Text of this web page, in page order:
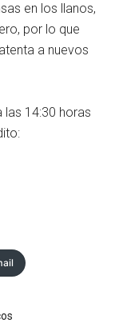
en los llanos,
por lo que
a nuevos
las 14:30 horas